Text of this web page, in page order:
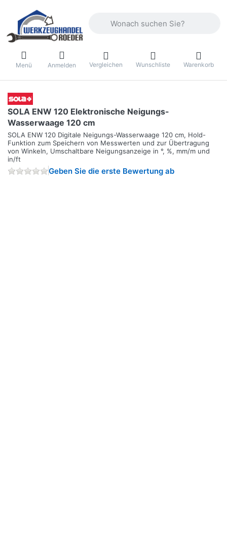
Menü Anmelden Vergleichen Wunschliste Warenkorb
SOLA ENW 120 Elektronische Neigungs-
Wasserwaage 120 cm
SOLA ENW 120 Digitale Neigungs-Wasserwaage 120 cm, Hold-
Funktion zum Speichern von Messwerten und zur Übertragung
von Winkeln, Umschaltbare Neigungsanzeige in °, %, mm/m und
in/ft
Geben Sie die erste Bewertung ab